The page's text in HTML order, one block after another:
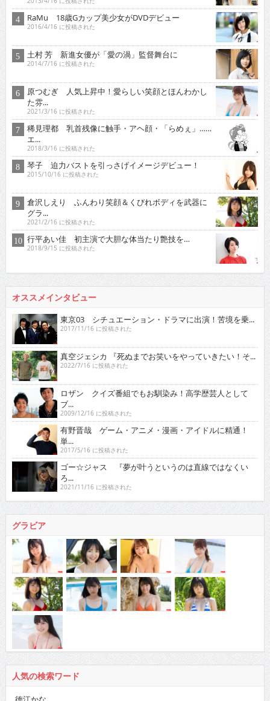
RaMu 18歳Gカップ美少女がDVDデビュー
2016/4/16 に投稿された
土村 芳 新進女優が「愛の渦」監督舞台に
2014/7/16 に投稿された
原つむぎ 人気上昇中！愛らしい笑顔とほんわかし
た雰...
2021/3/16 に投稿された
稀見理都 乳首残像に触手・アヘ顔・「らめぇ」……
エ...
2018/3/16 に投稿された
琴子 迫力バストを引っさげイメージデビュー！
2015/10/16 に投稿された
倉沢しえり ふんわり笑顔＆くびれボディを武器に
グラ...
2021/2/16 に投稿された
行平あい佳 初主演で大胆な体当たり艶技を…
2018/9/15 に投稿された
オススメインタビュー
東京03 シチュエーション・ドラマに出演！苦境を乗...
2017/11/16 に投稿された
真空ジェシカ 『死ぬまでお笑いをやっていきたい！そ...
2022/7/16 に投稿された
ロザン クイズ番組でもお馴染み！高学歴芸人として
ブ...
2009/12/16 に投稿された
有野晋哉 ゲーム・アニメ・漫画・アイドルに精通！
単...
2017/5/16 に投稿された
ゴー☆ジャス 『夢が叶うというのは直線ではなくい
ろ...
2021/11/16 に投稿された
グラビア
人気の検索ワード